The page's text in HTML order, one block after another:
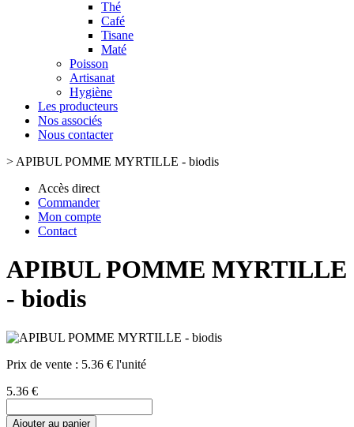
Thé
Café
Tisane
Maté
Poisson
Artisanat
Hygiène
Les producteurs
Nos associés
Nous contacter
> APIBUL POMME MYRTILLE - biodis
Accès direct
Commander
Mon compte
Contact
APIBUL POMME MYRTILLE
- biodis
Prix de vente : 5.36 € l'unité
5.36 €
Ajouter au panier